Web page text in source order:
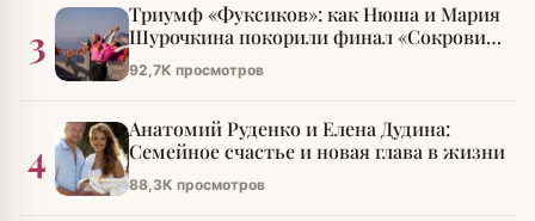
3
Триумф «Фуксиков»: как Нюша и Мария
Шурочкина покорили финал «Сокровищ
императора»
92,7К просмотров
4
Анатомий Руденко и Елена Дудина:
Семейное счастье и новая глава в жизни
88,3К просмотров